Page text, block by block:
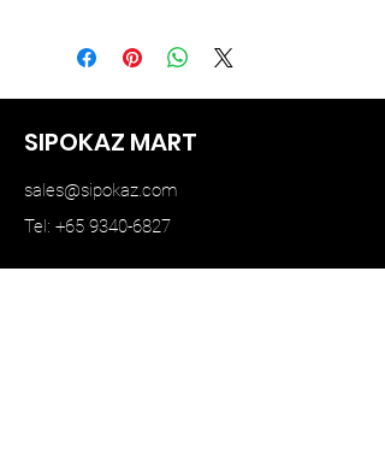
SIPOKAZ MART
sales@sipokaz.com
Tel: +65 9340-6827